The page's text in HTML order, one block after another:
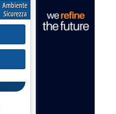
Ambiente
Sicurezza